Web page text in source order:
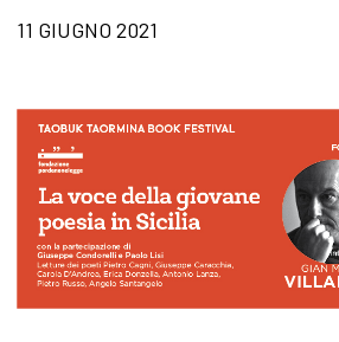
11 GIUGNO 2021